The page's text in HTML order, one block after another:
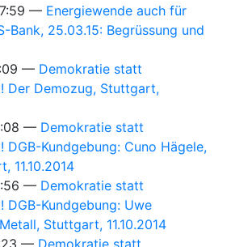
Energiewende auch für
Bank, 25.03.15: Begrüssung und
Demokratie statt
Der Demozug, Stuttgart,
Demokratie statt
DGB-Kundgebung: Cuno Hägele,
11.10.2014
Demokratie statt
DGB-Kundgebung: Uwe
Stuttgart, 11.10.2014
Demokratie statt